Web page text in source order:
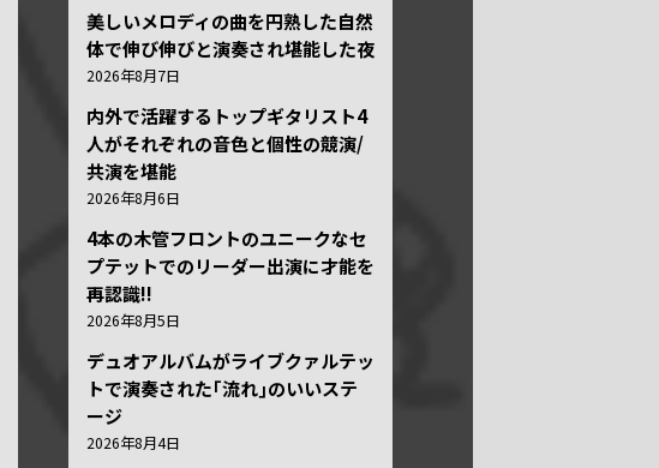
美しいメロディの曲を円熟した自然
体で伸び伸びと演奏され堪能した夜
2026年8月7日
内外で活躍するトップギタリスト4
人がそれぞれの音色と個性の競演/
共演を堪能
2026年8月6日
4本の木管フロントのユニークなセ
プテットでのリーダー出演に才能を
再認識!!
2026年8月5日
デュオアルバムがライブクァルテッ
トで演奏された｢流れ｣のいいステ
ージ
2026年8月4日